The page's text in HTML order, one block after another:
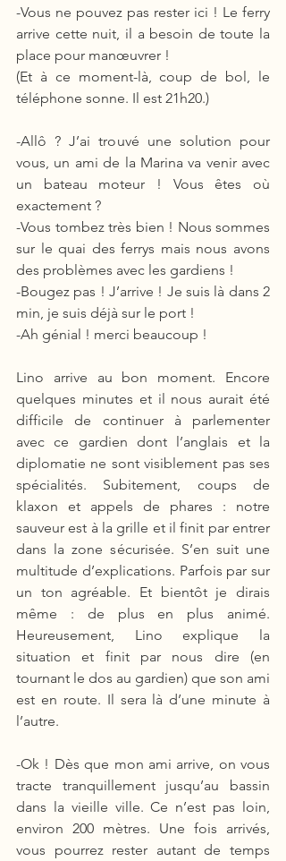
-Vous ne pouvez pas rester ici ! Le ferry
arrive cette nuit, il a besoin de toute la
place pour manœuvrer !
(Et à ce moment-là, coup de bol, le
téléphone sonne. Il est 21h20.)
-Allô ? J’ai trouvé une solution pour
vous, un ami de la Marina va venir avec
un bateau moteur ! Vous êtes où
exactement ?
-Vous tombez très bien ! Nous sommes
sur le quai des ferrys mais nous avons
des problèmes avec les gardiens !
-Bougez pas ! J’arrive ! Je suis là dans 2
min, je suis déjà sur le port !
-Ah génial ! merci beaucoup !
Lino arrive au bon moment. Encore
quelques minutes et il nous aurait été
difficile de continuer à parlementer
avec ce gardien dont l’anglais et la
diplomatie ne sont visiblement pas ses
spécialités. Subitement, coups de
klaxon et appels de phares : notre
sauveur est à la grille et il finit par entrer
dans la zone sécurisée. S’en suit une
multitude d’explications. Parfois par sur
un ton agréable. Et bientôt je dirais
même : de plus en plus animé.
Heureusement, Lino explique la
situation et finit par nous dire (en
tournant le dos au gardien) que son ami
est en route. Il sera là d’une minute à
l’autre.
-Ok ! Dès que mon ami arrive, on vous
tracte tranquillement jusqu’au bassin
dans la vieille ville. Ce n’est pas loin,
environ 200 mètres. Une fois arrivés,
vous pourrez rester autant de temps